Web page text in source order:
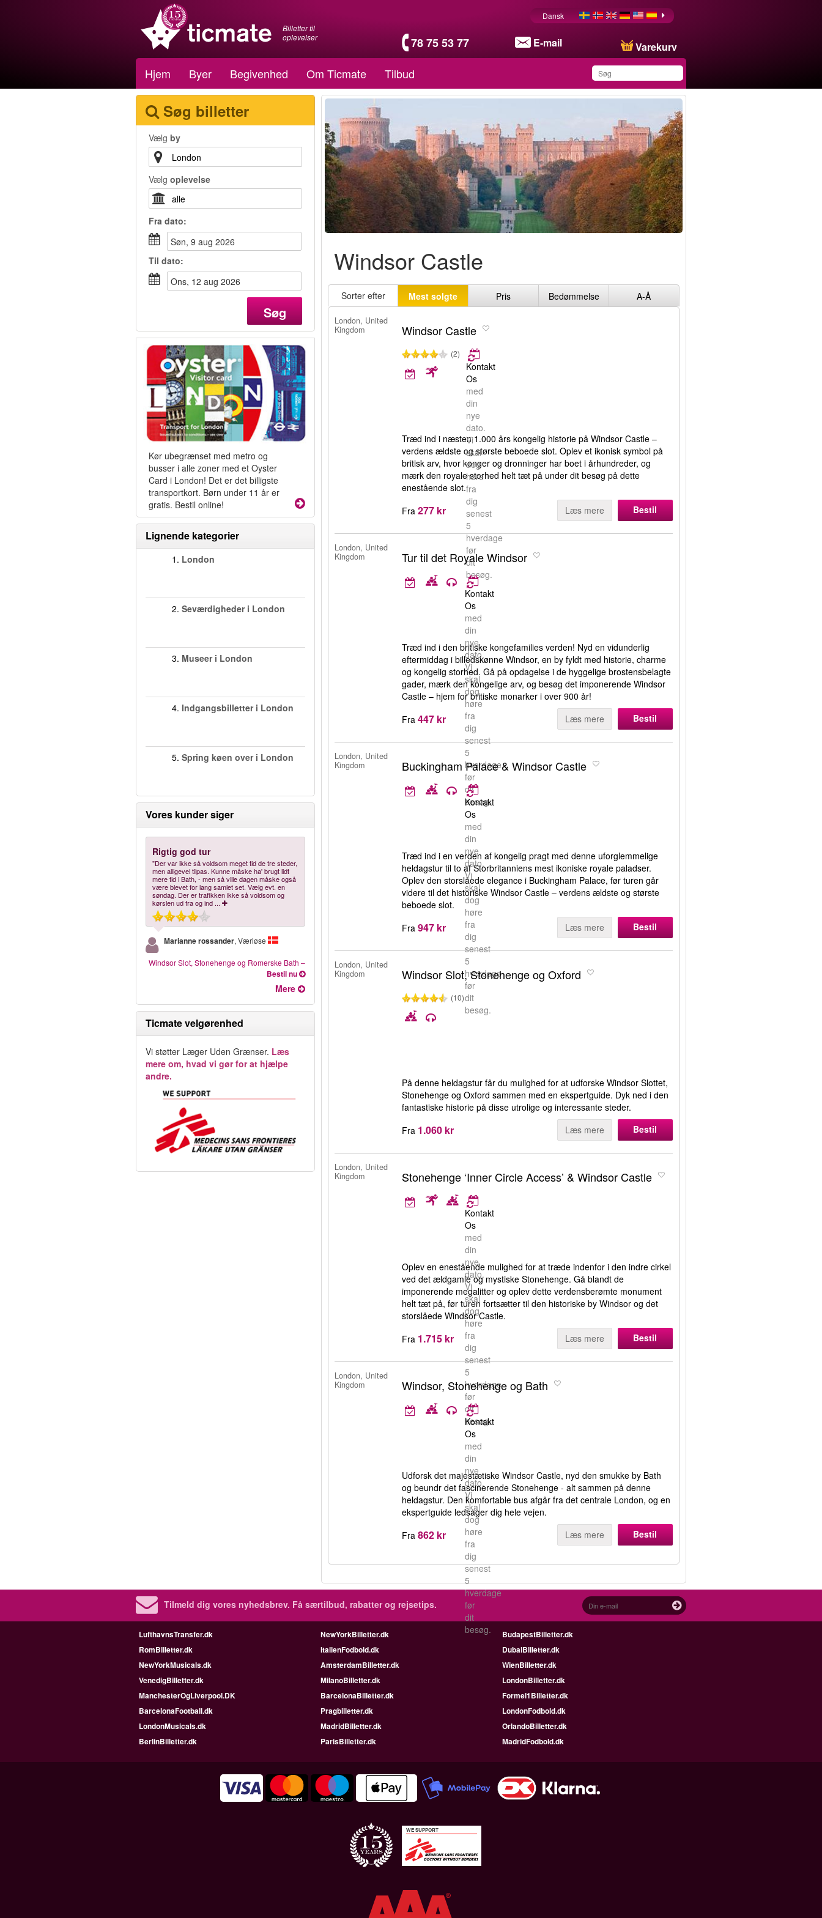
Billetter til
oplevelser
78 75 53 77 E-mail Varekurv
Dansk
Hjem Byer Begivenhed Om Ticmate Tilbud
produkt på din liste
Søg billetter
Vælg by
Vælg oplevelse
Fra dato:
søn, 9 aug 2026
Til dato:
ons, 12 aug 2026
Søg
Kør ubegrænset med metro og
busser i alle zoner med et Oyster
Card i London! Det er det billigste
transportkort. Børn under 11 år er
gratis. Bestil online!
Lignende kategorier
1. London
2. Seværdigheder i London
3. Museer i London
4. Indgangsbilletter i London
5. Spring køen over i London
Vores kunder siger
Rigtig god tur
"Der var ikke så voldsom meget tid de tre steder,
men alligevel tilpas. Kunne måske ha' brugt lidt
mere tid i Bath, - men så ville dagen måske også
være blevet for lang samlet set. Vælg evt. en
søndag. Der er trafikken ikke så voldsom og
kørslen ud fra og ind ...
Marianne rossander, Værløse
Windsor Slot, Stonehenge og Romerske Bath –
Bestil nu
Mere
Ticmate velgørenhed
Vi støtter Læger Uden Grænser. Læs
mere om, hvad vi gør for at hjælpe
andre.
Windsor Castle
Sorter efter Mest solgte Pris Bedømmelse A-Å
London, United
Kingdom
Windsor Castle
(2)
Kontakt
Os
med
din
nye
dato.
Vi
skal
dog
høre
fra
dig
senest
5
hverdage
før
dit
besøg.
Træd ind i næsten 1.000 års kongelig historie på Windsor Castle –
verdens ældste og største beboede slot. Oplev et ikonisk symbol på
britisk arv, hvor konger og dronninger har boet i århundreder, og
mærk den royale storhed helt tæt på under dit besøg på dette
enestående slot.
Fra 277 kr Læs mere Bestil
London, United
Kingdom
Tur til det Royale Windsor
Kontakt
Os
med
din
nye
dato.
Vi
skal
dog
høre
fra
dig
senest
5
hverdage
før
dit
besøg.
Træd ind i den britiske kongefamilies verden! Nyd en vidunderlig
eftermiddag i billedskønne Windsor, en by fyldt med historie, charme
og kongelig storhed. Gå på opdagelse i de hyggelige brostensbelagte
gader, mærk den kongelige arv, og besøg det imponerende Windsor
Castle – hjem for britiske monarker i over 900 år!
Fra 447 kr Læs mere Bestil
London, United
Kingdom
Buckingham Palace & Windsor Castle
Kontakt
Os
med
din
nye
dato.
Vi
skal
dog
høre
fra
dig
senest
5
hverdage
før
dit
besøg.
Træd ind i en verden af kongelig pragt med denne uforglemmelige
heldagstur til to af Storbritanniens mest ikoniske royale paladser.
Oplev den storslåede elegance i Buckingham Palace, før turen går
videre til det historiske Windsor Castle – verdens ældste og største
beboede slot.
Fra 947 kr Læs mere Bestil
London, United
Kingdom
Windsor Slot, Stonehenge og Oxford
(10)
På denne heldagstur får du mulighed for at udforske Windsor Slottet,
Stonehenge og Oxford sammen med en ekspertguide. Dyk ned i den
fantastiske historie på disse utrolige og interessante steder.
Fra 1.060 kr Læs mere Bestil
London, United
Kingdom
Stonehenge ‘Inner Circle Access’ & Windsor Castle
Kontakt
Os
med
din
nye
dato.
Vi
skal
dog
høre
fra
dig
senest
5
hverdage
før
dit
besøg.
Oplev en enestående mulighed for at træde indenfor i den indre cirkel
ved det ældgamle og mystiske Stonehenge. Gå blandt de
imponerende megalitter og oplev dette verdensberømte monument
helt tæt på, før turen fortsætter til den historiske by Windsor og det
storslåede Windsor Castle.
Fra 1.715 kr Læs mere Bestil
London, United
Kingdom
Windsor, Stonehenge og Bath
Kontakt
Os
med
din
nye
dato.
Vi
skal
dog
høre
fra
dig
senest
5
hverdage
før
dit
besøg.
Udforsk det majestætiske Windsor Castle, nyd den smukke by Bath
og beundr det fascinerende Stonehenge - alt sammen på denne
heldagstur. Den komfortable bus afgår fra det centrale London, og en
ekspertguide ledsager dig hele vejen.
Fra 862 kr Læs mere Bestil
Tilmeld dig vores nyhedsbrev. Få særtilbud, rabatter og rejsetips.
LufthavnsTransfer.dk NewYorkBilletter.dk
BudapestBilletter.dk
RomBilletter.dk
ItalienFodbold.dk
DubaiBilletter.dk
NewYorkMusicals.dk
AmsterdamBilletter.dk
WienBilletter.dk
VenedigBilletter.dk
MilanoBilletter.dk
LondonBilletter.dk
ManchesterOgLiverpool.DK
BarcelonaBilletter.dk
Formel1Billetter.dk
BarcelonaFootball.dk
Pragbilletter.dk
LondonFodbold.dk
LondonMusicals.dk
MadridBilletter.dk
OrlandoBilletter.dk
BerlinBilletter.dk
ParisBilletter.dk MadridFodbold.dk
WE SUPPORT